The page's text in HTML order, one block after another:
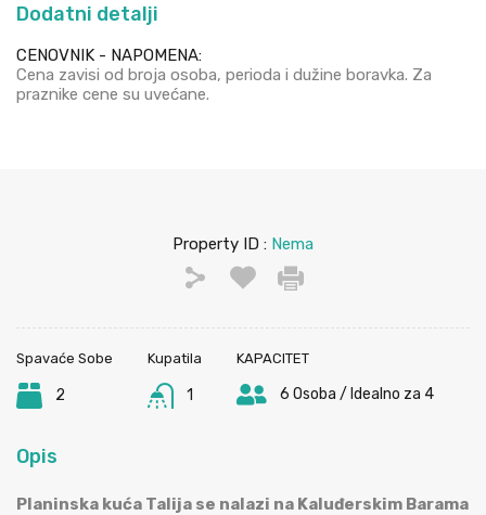
Dodatni detalji
CENOVNIK - NAPOMENA:
Cena zavisi od broja osoba, perioda i dužine boravka. Za
praznike cene su uvećane.
Property ID : Nema
Spavaće Sobe
2
Kupatila
1
KAPACITET
6 Osoba / Idealno za 4
Opis
Planinska kuća Talija se nalazi na Kaluđerskim Barama